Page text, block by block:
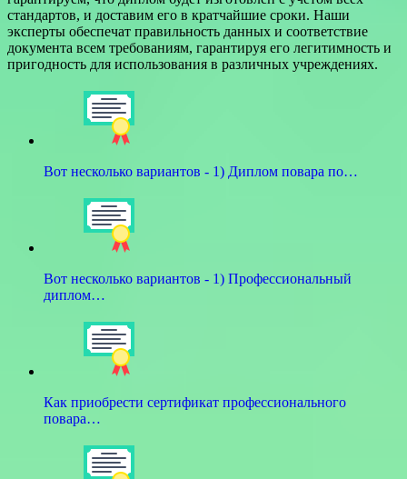
стандартов, и доставим его в кратчайшие сроки. Наши
эксперты обеспечат правильность данных и соответствие
документа всем требованиям, гарантируя его легитимность и
пригодность для использования в различных учреждениях.
Вот несколько вариантов - 1) Диплом повара по…
Вот несколько вариантов - 1) Профессиональный
диплом…
Как приобрести сертификат профессионального
повара…